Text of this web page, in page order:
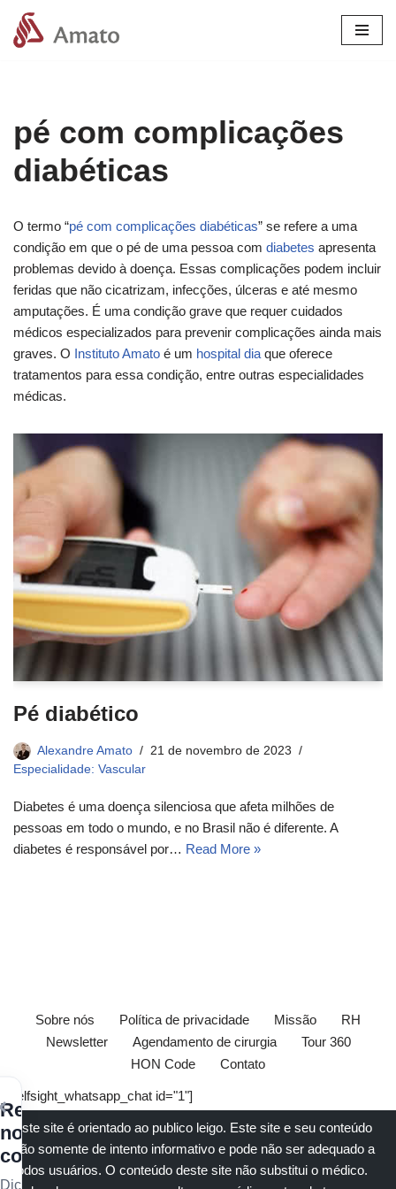
Pular
pé com complicações
diabéticas
O termo “pé com complicações diabéticas” se refere a uma
condição em que o pé de uma pessoa com diabetes apresenta
problemas devido à doença. Essas complicações podem incluir
feridas que não cicatrizam, infecções, úlceras e até mesmo
amputações. É uma condição grave que requer cuidados
médicos especializados para prevenir complicações ainda mais
graves. O Instituto Amato é um hospital dia que oferece
tratamentos para essa condição, entre outras especialidades
médicas.
Pé diabético
Alexandre Amato
21 de novembro de 2023
Especialidade: Vascular
Diabetes é uma doença silenciosa que afeta milhões de
pessoas em todo o mundo, e no Brasil não é diferente. A
diabetes é responsável por… Read More »
Sobre nós Política de privacidade Missão
RH
Newsletter
Agendamento de cirurgia
Tour 360
HON Code
Contato
[elfsight_whatsapp_chat id="1"]
Este site é orientado ao publico leigo. Este site e seu conteúdo
são somente de intento informativo e pode não ser adequado a
todos usuários. O conteúdo deste site não substitui o médico.
Receba
nossos
conteúdos
Dicas